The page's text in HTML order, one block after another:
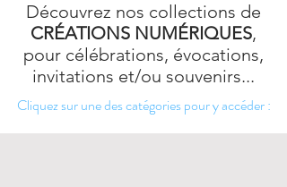
Découvrez nos collections de
CRÉATIONS NUMÉRIQUES,
pour célébrations, évocations,
invitations et/ou souvenirs...
Cliquez sur une des catégories pour y accéder :